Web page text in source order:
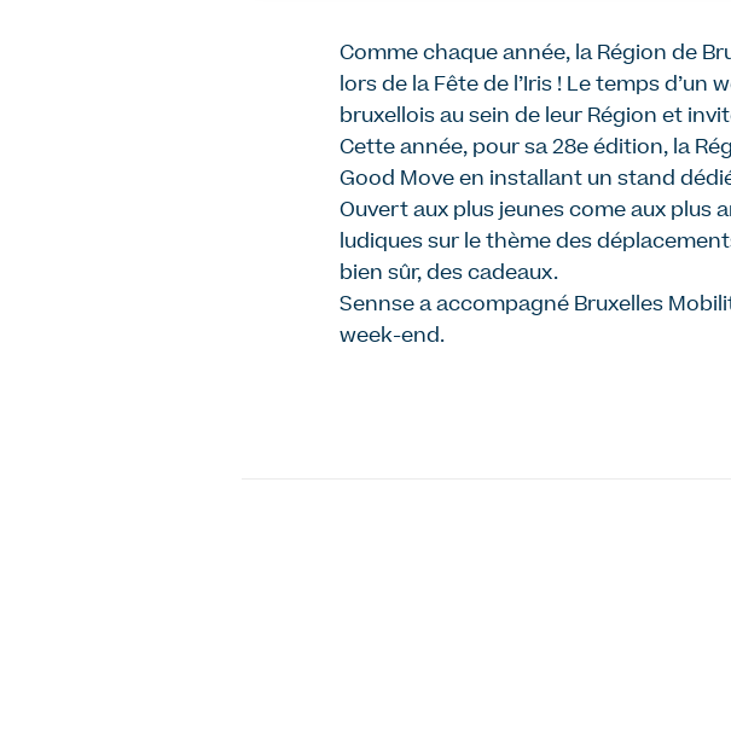
Comme chaque année, la Région de
lors de la Fête de l’Iris ! Le temps
bruxellois au sein de leur Région et
Cette année, pour sa 28e édition, la
Good Move en installant un stand
Ouvert aux plus jeunes come aux plus
ludiques sur le thème des
bien sûr, des cadeaux.
Sennse a accompagné Bruxelles
week-end.